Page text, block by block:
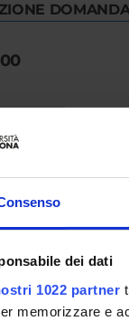
dei dati
1022 partner
memorizzare e